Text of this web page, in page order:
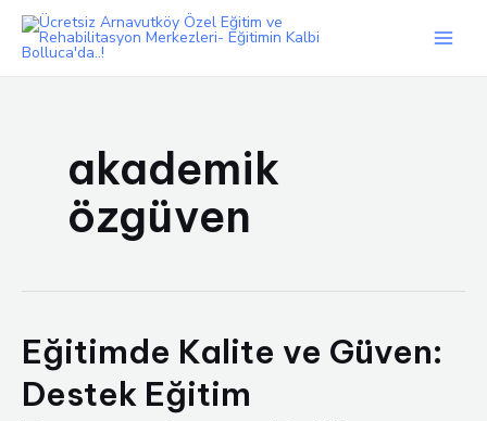
İçeriğe
atla
akademik
özgüven
Eğitimde Kalite ve Güven:
Destek Eğitim